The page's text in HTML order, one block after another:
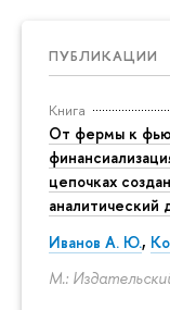
ПУБЛИКАЦИИ
Книга
От фермы к
цепочках
аналитический
Иванов А. Ю.,
М.: